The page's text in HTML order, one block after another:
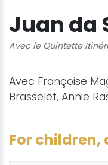
Juan da
Avec le Quintette
Avec Françoise
Brasselet, Annie
For children,